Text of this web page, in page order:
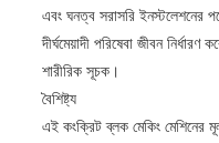
এবং ঘনত্ব সরাসরি ইনস্টলেশনের
দীর্ঘমেয়াদী পরিষেবা জীবন
শারীরিক সূচক।
বৈশিষ্ট্য
এই কংক্রিট ব্লক মেকিং মেশিনের